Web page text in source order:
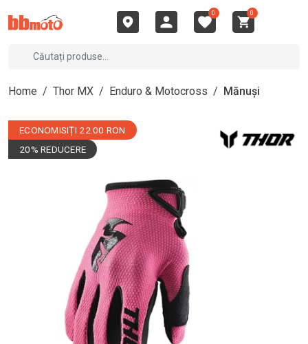
0 0
Home / Thor MX / Enduro & Motocross / Mănuși
ECONOMISIȚI 22.00 RON
20% REDUCERE